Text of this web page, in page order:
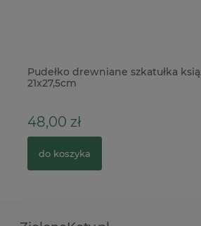
Pudełko drewniane szkatułka
21x27,5cm
48,00 zł
do koszyka